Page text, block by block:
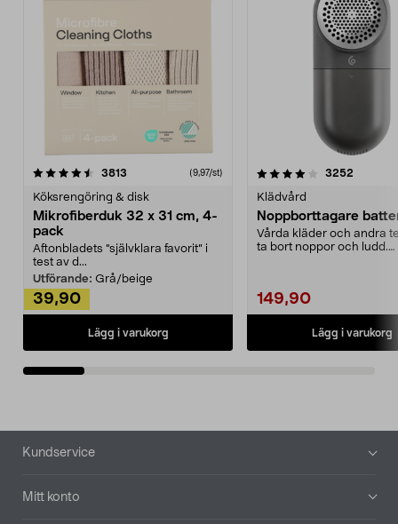
3813 (9,97/st)
Köksrengöring & disk
Mikrofiberduk 32 x 31 cm, 4-
pack
Aftonbladets "självklara favorit” i
test av d...
Utförande: Grå/beige
39,90
Lägg i varukorg
4.0av 5 stjärnor 3252
Klädvård
Noppborttagare
Vårda kläder och andra
ta bort noppor och ludd.
149,90
Lägg i varukorg
4.5av 5 stjärnor
Sidfot
Kundservice
Mitt konto